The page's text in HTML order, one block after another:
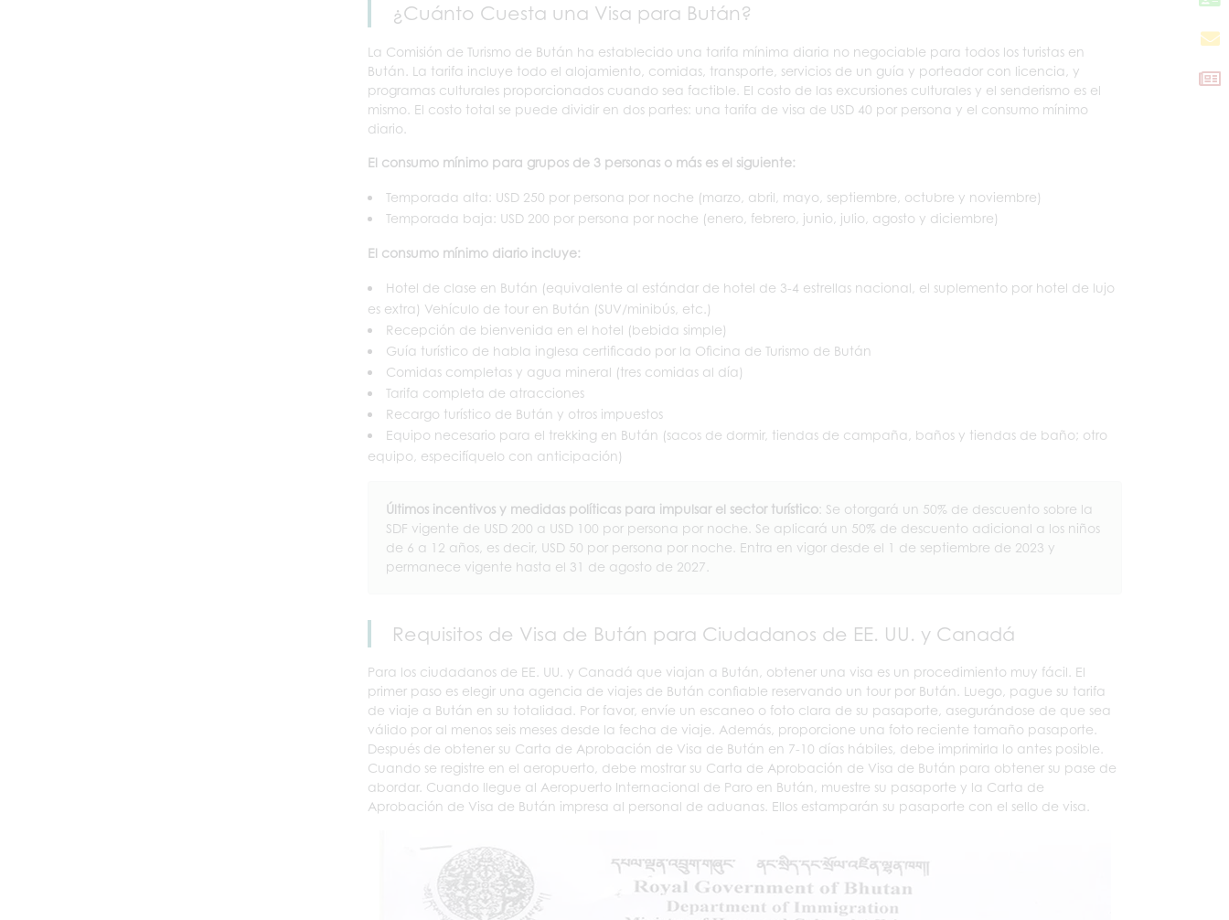
¿Cuánto Cuesta una Visa para Bután?
La Comisión de Turismo de Bután ha establecido una tarifa mínima diaria no negociable para todos los turistas en
Bután. La tarifa incluye todo el alojamiento, comidas, transporte, servicios de un guía y porteador con licencia, y
programas culturales proporcionados cuando sea factible. El costo de las excursiones culturales y el senderismo es el
mismo. El costo total se puede dividir en dos partes: una tarifa de visa de USD 40 por persona y el consumo mínimo
diario.
El consumo mínimo para grupos de 3 personas o más es el siguiente:
Temporada alta: USD 250 por persona por noche (marzo, abril, mayo, septiembre, octubre y noviembre)
Temporada baja: USD 200 por persona por noche (enero, febrero, junio, julio, agosto y diciembre)
El consumo mínimo diario incluye:
Hotel de clase en Bután (equivalente al estándar de hotel de 3-4 estrellas nacional, el suplemento por hotel de lujo
es extra) Vehículo de tour en Bután (SUV/minibús, etc.)
Recepción de bienvenida en el hotel (bebida simple)
Guía turístico de habla inglesa certificado por la Oficina de Turismo de Bután
Comidas completas y agua mineral (tres comidas al día)
Tarifa completa de atracciones
Recargo turístico de Bután y otros impuestos
Equipo necesario para el trekking en Bután (sacos de dormir, tiendas de campaña, baños y tiendas de baño; otro
equipo, especifíquelo con anticipación)
Últimos incentivos y medidas políticas para impulsar el sector turístico: Se otorgará un 50% de descuento sobre la
SDF vigente de USD 200 a USD 100 por persona por noche. Se aplicará un 50% de descuento adicional a los niños
de 6 a 12 años, es decir, USD 50 por persona por noche. Entra en vigor desde el 1 de septiembre de 2023 y
permanece vigente hasta el 31 de agosto de 2027.
Requisitos de Visa de Bután para Ciudadanos de EE. UU. y Canadá
Para los ciudadanos de EE. UU. y Canadá que viajan a Bután, obtener una visa es un procedimiento muy fácil. El
primer paso es elegir una agencia de viajes de Bután confiable reservando un tour por Bután. Luego, pague su tarifa
de viaje a Bután en su totalidad. Por favor, envíe un escaneo o foto clara de su pasaporte, asegurándose de que sea
válido por al menos seis meses desde la fecha de viaje. Además, proporcione una foto reciente tamaño pasaporte.
Después de obtener su Carta de Aprobación de Visa de Bután en 7-10 días hábiles, debe imprimirla lo antes posible.
Cuando se registre en el aeropuerto, debe mostrar su Carta de Aprobación de Visa de Bután para obtener su pase de
abordar. Cuando llegue al Aeropuerto Internacional de Paro en Bután, muestre su pasaporte y la Carta de
Aprobación de Visa de Bután impresa al personal de aduanas. Ellos estamparán su pasaporte con el sello de visa.